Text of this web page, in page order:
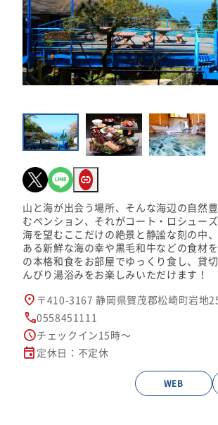
山と海が出会う場所、そんな海辺の自然
むペンション、それがコート・ロシュー
海を望むここだけの絶景と静謐な刻の中
ある新鮮な海の幸や黒毛和牛などの食材
の本格和食をお部屋でゆっくり食し、貸
んびり湯浴みをお楽しみいただけます！
〒410-3167 静岡県賀茂郡松崎町岩地
0558451111
チェックイン15時～
定休日：不定休
WEB